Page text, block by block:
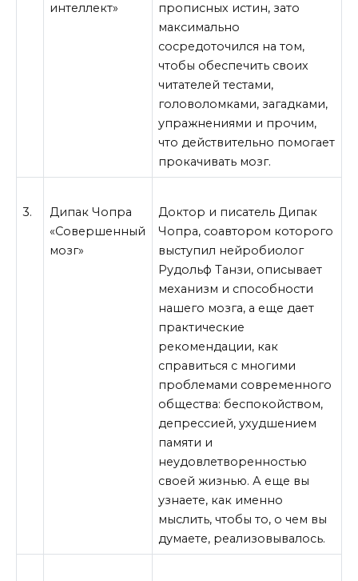
интеллект»
прописных истин, зато
максимально
сосредоточился на том,
чтобы обеспечить своих
читателей тестами,
головоломками, загадками,
упражнениями и прочим,
что действительно помогает
прокачивать мозг.
3.
Дипак Чопра
«Совершенный
мозг»
Доктор и писатель Дипак
Чопра, соавтором которого
выступил нейробиолог
Рудольф Танзи, описывает
механизм и способности
нашего мозга, а еще дает
практические
рекомендации, как
справиться с многими
проблемами современного
общества: беспокойством,
депрессией, ухудшением
памяти и
неудовлетворенностью
своей жизнью. А еще вы
узнаете, как именно
мыслить, чтобы то, о чем вы
думаете, реализовывалось.